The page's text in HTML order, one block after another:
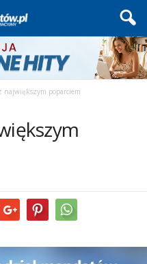
największym poparciem